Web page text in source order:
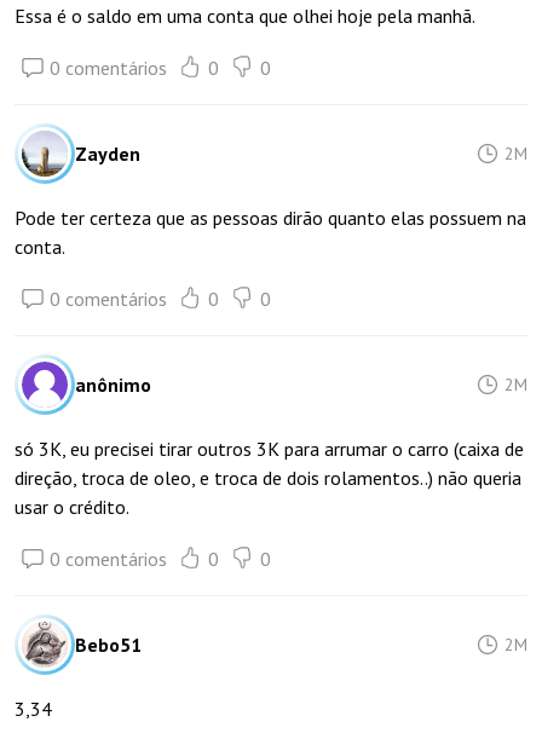
Essa é o saldo em uma conta que olhei hoje pela manhã.
0 comentários 0 0
Zayden 2M
Pode ter certeza que as pessoas dirão quanto elas possuem na
conta.
0 comentários 0 0
anônimo 2M
só 3K, eu precisei tirar outros 3K para arrumar o carro (caixa de
direção, troca de oleo, e troca de dois rolamentos..) não queria
usar o crédito.
0 comentários 0 0
Bebo51 2M
3,34